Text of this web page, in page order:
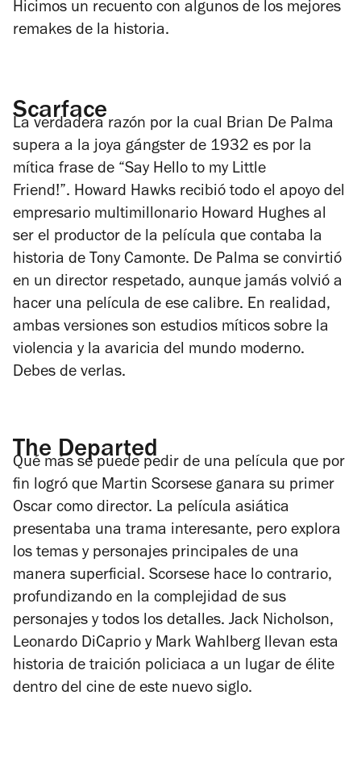
Hicimos un recuento con algunos de los mejores
remakes de la historia.
Scarface
La verdadera razón por la cual Brian De Palma
supera a la joya gángster de 1932 es por la
mítica frase de “Say Hello to my Little
Friend!”. Howard Hawks recibió todo el apoyo del
empresario multimillonario Howard Hughes al
ser el productor de la película que contaba la
historia de Tony Camonte. De Palma se convirtió
en un director respetado, aunque jamás volvió a
hacer una película de ese calibre. En realidad,
ambas versiones son estudios míticos sobre la
violencia y la avaricia del mundo moderno.
Debes de verlas.
The Departed
Qué más se puede pedir de una película que por
fin logró que Martin Scorsese ganara su primer
Oscar como director. La película asiática
presentaba una trama interesante, pero explora
los temas y personajes principales de una
manera superficial. Scorsese hace lo contrario,
profundizando en la complejidad de sus
personajes y todos los detalles. Jack Nicholson,
Leonardo DiCaprio y Mark Wahlberg llevan esta
historia de traición policiaca a un lugar de élite
dentro del cine de este nuevo siglo.